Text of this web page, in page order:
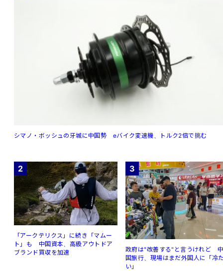
シマノ・ボッシュの牙城に中国勢 eバイク変速機、トルク2倍で挑む
2
「アークテリクス」に続き「マムー
ト」も 中国資本、高級アウトドア
ブランド買収を加速
3
政府は"改善する"と言うけれど
国旅行、現場はまだ外国人に「冷
い」